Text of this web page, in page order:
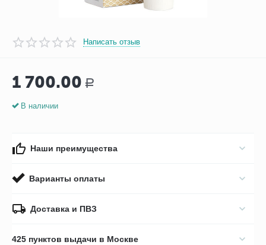
Написать отзыв
1 700.00 Р
В наличии
Наши преимущества
Варианты оплаты
Доставка и ПВЗ
425 пунктов выдачи в Москве